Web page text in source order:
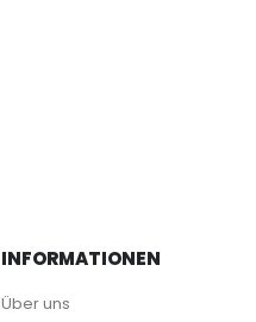
INFORMATIONEN
Über uns